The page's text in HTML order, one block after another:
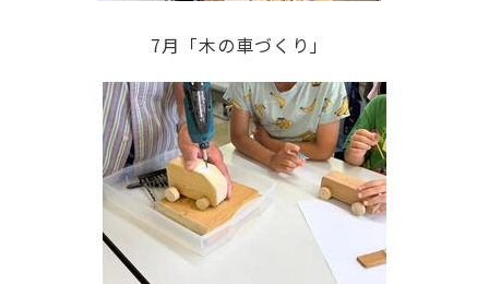
7月「木の車づくり」